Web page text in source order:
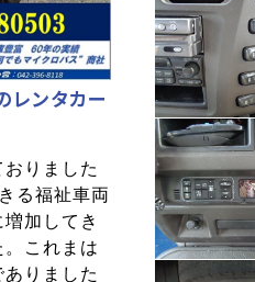
レンタカー
りました
る福祉車両
加してき
これまは
りました